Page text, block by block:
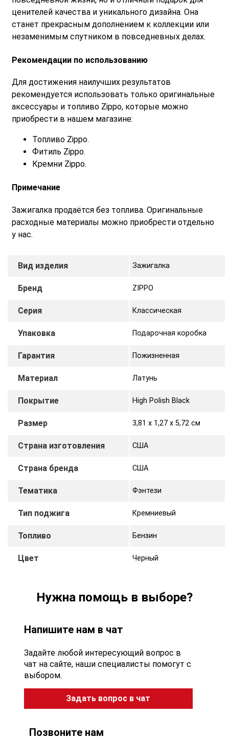
ценителей качества и уникального дизайна. Она
станет прекрасным дополнением к коллекции или
незаменимым спутником в повседневных делах.
Рекомендации по использованию
Для достижения наилучших результатов
рекомендуется использовать только оригинальные
аксессуары и топливо Zippo, которые можно
приобрести в нашем магазине:
Топливо Zippo.
Фитиль Zippo.
Кремни Zippo.
Примечание
Зажигалка продаётся без топлива. Оригинальные
расходные материалы можно приобрести отдельно
у нас.
Вид изделия Зажигалка
Бренд ZIPPO
Серия Классическая
Упаковка Подарочная коробка
Гарантия Пожизненная
Материал Латунь
Покрытие High Polish Black
Размер 3,81 х 1,27 x 5,72 cм
Страна изготовления США
Страна бренда США
Тематика Фэнтези
Тип поджига Кремниевый
Топливо Бензин
Цвет Черный
Нужна помощь в выборе?
Напишите нам в чат
Задайте любой интересующий вопрос в
чат на сайте, наши специалисты помогут с
выбором.
Задать вопрос в чат
Позвоните нам